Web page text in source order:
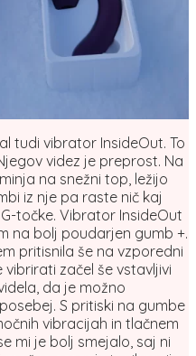
tudi vibrator InsideOut. To
videz je preprost. Na
na snežni top, ležijo
iz nje pa raste nič kaj
točke. Vibrator InsideOut
na bolj poudarjen gumb +.
pritisnila še na vzporedni
začel še vstavljivi
da je možno
S pritiski na gumbe
vibracijah in tlačnem
mi je bolj smejalo, saj ni